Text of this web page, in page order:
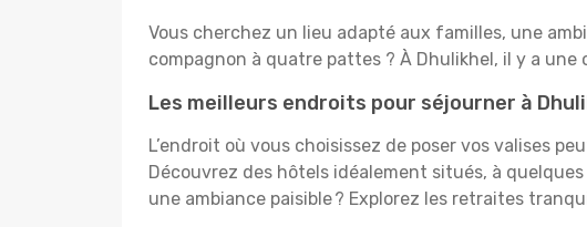
Vous cherchez un lieu adapté aux familles, une
compagnon à quatre pattes ? À Dhulikhel, il y a
Les meilleurs endroits pour séjourner à
L’endroit où vous choisissez de poser vos valises
Découvrez des hôtels idéalement situés, à
une ambiance paisible ? Explorez les retraites